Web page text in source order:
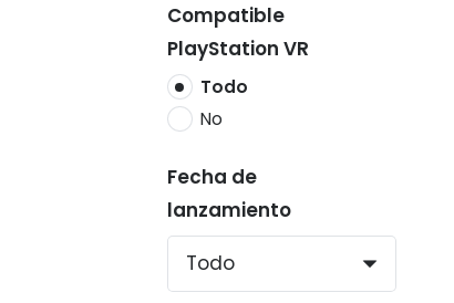
Compatible
PlayStation VR
Todo
No
Fecha de
lanzamiento